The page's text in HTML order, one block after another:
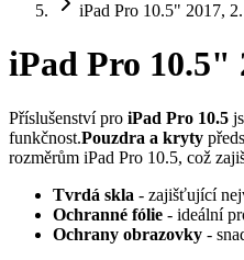
iPad Pro 10.5" 2017,
iPad Pro 10.5"
Příslušenství pro iPad Pro 10.5
funkčnost.Pouzdra a kryty
rozměrům iPad Pro 10.5, což
Tvrdá skla - zajišťující
Ochranné fólie - ideální
Ochrany obrazovky -